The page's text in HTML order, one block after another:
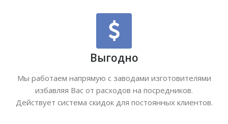
Выгодно
Мы работаем напрямую с заводами изготовителями
избавляя Вас от расходов на посредников.
Действует система скидок для постоянных клиентов.